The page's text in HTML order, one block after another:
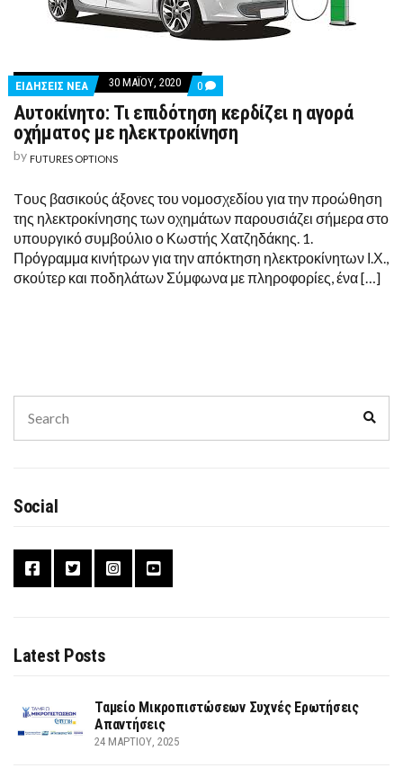
ΕΙΔΗΣΕΙΣ ΝΕΑ 30 ΜΑΪ́ΟΥ, 2020 0 COMMENTS
ON
ΑΥΤΟΚΊΝΗΤΟ:
ΕΠΙΔΌΤΗΣΗ
ΟΧΉΜΑΤΟΣ
ΜΕ
ΗΛΕΚΤΡΟΚΊΝΗΣΗ
Αυτοκίνητο: Τι επιδότηση κερδίζει η αγορά
οχήματος με ηλεκτροκίνηση
by FUTURES OPTIONS
Tους βασικούς άξονες του νομοσχεδίου για την προώθηση
της ηλεκτροκίνησης των οχημάτων παρουσιάζει σήμερα στο
υπουργικό συμβούλιο ο Κωστής Χατζηδάκης. 1.
Πρόγραμμα κινήτρων για την απόκτηση ηλεκτροκίνητων Ι.Χ.,
σκούτερ και ποδηλάτων Σύμφωνα με πληροφορίες, ένα […]
for:
Social
Latest Posts
Ταμείο Μικροπιστώσεων Συχνές Ερωτήσεις
Απαντήσεις
24 ΜΑΡΤΊΟΥ, 2025